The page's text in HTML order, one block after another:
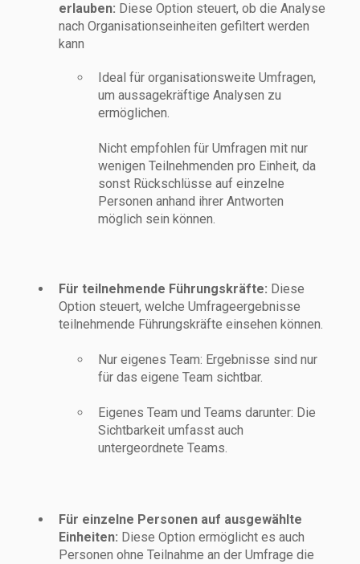
erlauben: Diese Option steuert, ob die Analyse
nach Organisationseinheiten gefiltert werden
kann
Ideal für organisationsweite Umfragen,
um aussagekräftige Analysen zu
ermöglichen.
Nicht empfohlen für Umfragen mit nur
wenigen Teilnehmenden pro Einheit, da
sonst Rückschlüsse auf einzelne
Personen anhand ihrer Antworten
möglich sein können.
Für teilnehmende Führungskräfte: Diese
Option steuert, welche Umfrageergebnisse
teilnehmende Führungskräfte einsehen können.
Nur eigenes Team: Ergebnisse sind nur
für das eigene Team sichtbar.
Eigenes Team und Teams darunter: Die
Sichtbarkeit umfasst auch
untergeordnete Teams.
Für einzelne Personen auf ausgewählte
Einheiten: Diese Option ermöglicht es auch
Personen ohne Teilnahme an der Umfrage die